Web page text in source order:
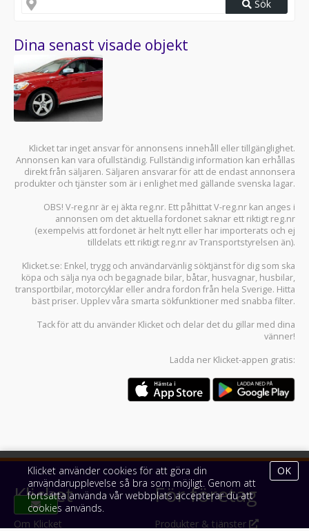
Sök
Dina senast visade objekt
Klicket tar inget ansvar för annonsens innehåll eller tillgänglighet.
Annonsen kan vara ofullständig. Fullständig information kan erhållas
direkt från säljaren. Säljaren ansvarar för att de endast annonsera
produkter och tjänster som är i enlighet med gällande svenska lagar.
OBS! V-reg.nr är ej äkta reg.nr. Ett påhittat V-reg.nr kan anges i
annonsen om det aktuella fordonet saknar ett riktigt reg.nr
(exempelvis att fordonet är helt nytt eller har importerats och ej
tilldelats ett riktigt reg.nr av Transportstyrelsen än).
Klicket.se: Enkel, trygg och användarvänlig söktjänst för dig som ska
köpa och sälja nya och begagnade bilar, båtar, husvagnar, husbilar,
transportbilar, motorcyklar eller andra fordon från hela Sverige. Hitta
bäst priser. Upplev våra smarta sökfunktioner med snabba filter.
Tack för att du använder Klicket och delar det du gillar med dina
vänner!
Ladda ner Klicket-appen gratis:
Klicket
Om Klicket
För företag
Produkter & tjänster
Klicket använder cookies för att göra din
användarupplevelse så bra som möjligt. Genom att
fortsätta använda vår webbplats accepterar du att
cookies används.
OK